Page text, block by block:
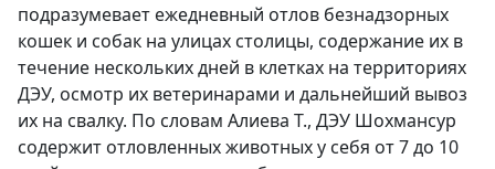
подразумевает ежедневный отлов безнадзорных
кошек и собак на улицах столицы, содержание их в
течение нескольких дней в клетках на территориях
ДЭУ, осмотр их ветеринарами и дальнейший вывоз
их на свалку. По словам Алиева Т., ДЭУ Шохмансур
содержит отловленных животных у себя от 7 до 10